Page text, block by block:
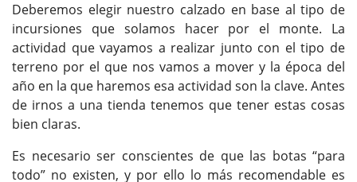
Deberemos elegir nuestro calzado en base al tipo de
incursiones que solamos hacer por el monte. La
actividad que vayamos a realizar junto con el tipo de
terreno por el que nos vamos a mover y la época del
año en la que haremos esa actividad son la clave. Antes
de irnos a una tienda tenemos que tener estas cosas
bien claras.
Es necesario ser conscientes de que las botas “para
todo” no existen, y por ello lo más recomendable es